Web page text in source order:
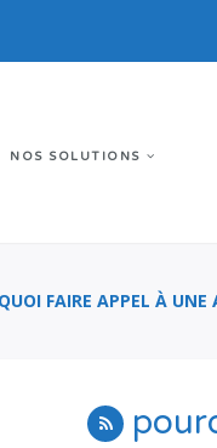
NOS SOLUTIONS
FAIRE APPEL À UNE